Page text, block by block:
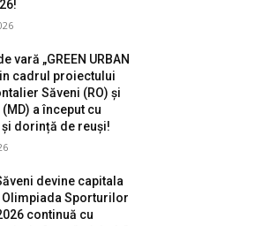
vară „GREEN URBAN
cadrul proiectului
Săveni (RO) și
a început cu
dorință de reuși!
devine capitala
Olimpiada Sporturilor
continuă cu